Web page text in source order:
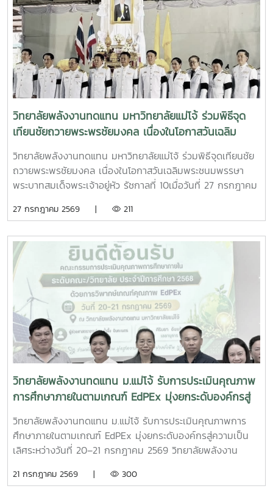
ถูกต้อง- หลักการทำงาน การใช้งาน และการบำรุงรักษาระบบ -
การประยุกต์ใช้พลังงานทดแทนเพื่อการพัฒนาชุมชนและการปรับ
ตัวต่อการเปลี่ยนแปลงสภาพภูมิอากาศ การฝึกปฏิบัติจริง เพื่อ
เสริมสร้างทักษะในการใช้งานระบบ ภายหลังการอบรม ได้มีพิธีลง
นาม บันทึกข้อตกลงความร่วมมือ (Memorandum of
Understanding : MOU) ระหว่างหน่วยงานจากประเทศไทยและ
สาธารณรัฐประชาธิปไตยประชาชนลาว เพื่อสร้างเครือข่ายความ
ร่วมมือด้านวิชาการ การวิจัยและนวัตกรรม การพัฒนาหลักสูตร
การฝึกอบรม การพัฒนาบุคลากร และการส่งเสริมโรงเรียน
ต้นแบบด้านสิ่งแวดล้อมและพลังงานสะอาดในพื้นที่แขวงหลวงพระ
บางความร่วมมือครั้งนี้นับเป็นอีกก้าวสำคัญของการเชื่อมโยง
เครือข่ายระหว่างประเทศไทยและ สปป.ลาว ในการขับเคลื่อนการ
พัฒนาทรัพยากรมนุษย์ การศึกษา และการใช้พลังงานสะอาด
เป็นมิตรต่อสิ่งแวดล้อม และก้าวสู่การพัฒนาที่ยั่งยืนร่วมกันใน
อากาศ” การดำเนินงานครั้งนี้มุ่งถ่ายทอดองค์ความรู้ควบคู่กับ
การลงมือปฏิบัติจริง โดยคณะวิทยากรได้ร่วมทำงานกับครู
บุคลากร และชุมชนในพื้นที่ เพื่อพัฒนาระบบพลังงานสะอาดให้
สามารถนำไปใช้งานได้อย่างมีประสิทธิภาพและเกิดความยั่งยืน
กิจกรรมสำคัญประกอบด้วย - ติดตั้งระบบสูบน้ำพลังงานแสง
อาทิตย์สำหรับใช้งานภายในโรงเรียน - ถ่ายทอดความรู้เกี่ยวกับ
หลักการออกแบบ การทำงาน และองค์ประกอบของระบบสูบน้ำ
พลังงานแสงอาทิตย์ - ฝึกปฏิบัติการติดตั้ง การใช้งาน และการ
บำรุงรักษาระบบร่วมกับครูและผู้เข้าร่วมกิจกรรม - สร้างการมี
ส่วนร่วมระหว่างสถาบันการศึกษา หน่วยงานภาครัฐ และชุมชน
เพื่อให้สามารถบริหารจัดการระบบได้ด้วยตนเอง โครงการนี้มีเป้า
หมายในการส่งเสริมการใช้พลังงานทดแทน เพิ่มการเข้าถึง
พลังงานสะอาด ลดผลกระทบจากการเปลี่ยนแปลงสภาพภูมิ
การพัฒนาที่ยั่งยืนที่สามารถขยายผลไปยังพื้นที่อื่นในอนาคต
พลังงานทดแทน มหาวิทยาลัยแม่โจ้ ในการนำองค์ความรู้
เทคโนโลยี และนวัตกรรมด้านพลังงานทดแทนไปสร้างประโยชน์
แก่สังคม พร้อมส่งเสริมความร่วมมือทางวิชาการระหว่าง
ประเทศไทยและ สปป.ลาว เพื่อร่วมกันขับเคลื่อนการพัฒนาที่
ยั่งยืนในระดับภูมิภาคพลังงานสะอาด สร้างโอกาส พัฒนา
คุณภาพชีวิต และเชื่อมโยงความร่วมมือสู่อนาคตที่ยั่งยืน ไม่เอาอิ
โมจิ
วิทยาลัยพลังงานทดแทน มหาวิทยาลัยแม่โจ้ ร่วมพิธีจุด
เทียนชัยถวายพระพรชัยมงคล เนื่องในโอกาสวันเฉลิม
พระชนมพรรษา พระบาทสมเด็จพระเจ้าอยู่หัว รัชกาลที่ 10
วิทยาลัยพลังงานทดแทน มหาวิทยาลัยแม่โจ้ ร่วมพิธีจุดเทียนชัย
ถวายพระพรชัยมงคล เนื่องในโอกาสวันเฉลิมพระชนมพรรษา
พระบาทสมเด็จพระเจ้าอยู่หัว รัชกาลที่ 10เมื่อวันที่ 27 กรกฎาคม
ศาสตราจารย์.ดร.ธเนศ ชัยชนะ รองคณบดีฝ่ายวิชาการและ
เป็นตัวแทนเข้าร่วมพิธี จุดเทียนชัยถวายพระพรชัยมงคล เนื่องใน
โอกาสวันเฉลิมพระชนมพรรษา พระบาทสมเด็จพระวชิรเกล้าเจ้า
อยู่หัว ณ อาคารแผ่พืช มหาวิทยาลัยแม่โจ้ เพื่อร่วมแสดงออกถึง
ความจงรักภักดี และสำนึกในพระมหากรุณาธิคุณอันหาที่สุด
มิได้ ภายในพิธี ผู้เข้าร่วมได้ร่วมกันถวายราชสดุดี กล่าวถวาย
พระพรชัยมงคล และจุดเทียนชัยถวายพระพร ท่ามกลาง
บรรยากาศที่เปี่ยมด้วยความสง่างาม ความสามัคคี และความภาค
ภูมิใจของพสกนิกรชาวไทยทุกหมู่เหล่า การเข้าร่วมกิจกรรมใน
ครั้งนี้ สะท้อนถึงความมุ่งมั่นของวิทยาลัยพลังงานทดแทนในการ
ส่งเสริมคุณธรรม จริยธรรม และการมีส่วนร่วมในกิจกรรมสำคัญ
ของชาติ พร้อมทั้งร่วมสืบสานและเทิดทูนสถาบันพระมหากษัตริย์
ซึ่งเป็นศูนย์รวมจิตใจของปวงชนชาวไทย
27 กรกฎาคม 2569 | 211
วิทยาลัยพลังงานทดแทน ม.แม่โจ้ รับการประเมินคุณภาพ
การศึกษาภายในตามเกณฑ์ EdPEx มุ่งยกระดับองค์กรสู่
ความเป็นเลิศ
วิทยาลัยพลังงานทดแทน ม.แม่โจ้ รับการประเมินคุณภาพการ
ศึกษาภายในตามเกณฑ์ EdPEx มุ่งยกระดับองค์กรสู่ความเป็น
เลิศระหว่างวันที่ 20–21 กรกฎาคม 2569 วิทยาลัยพลังงาน
ภายในตาม เกณฑ์คุณภาพการศึกษาเพื่อการดำเนินการที่เป็น
21 กรกฎาคม 2569 | 300